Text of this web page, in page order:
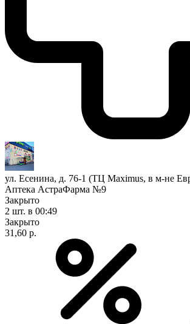
ул. Есенина, д. 76-1 (ТЦ Maximus, в м-не
Аптека АстраФарма №9
Закрыто
2 шт. в 00:49
Закрыто
31,60 р.